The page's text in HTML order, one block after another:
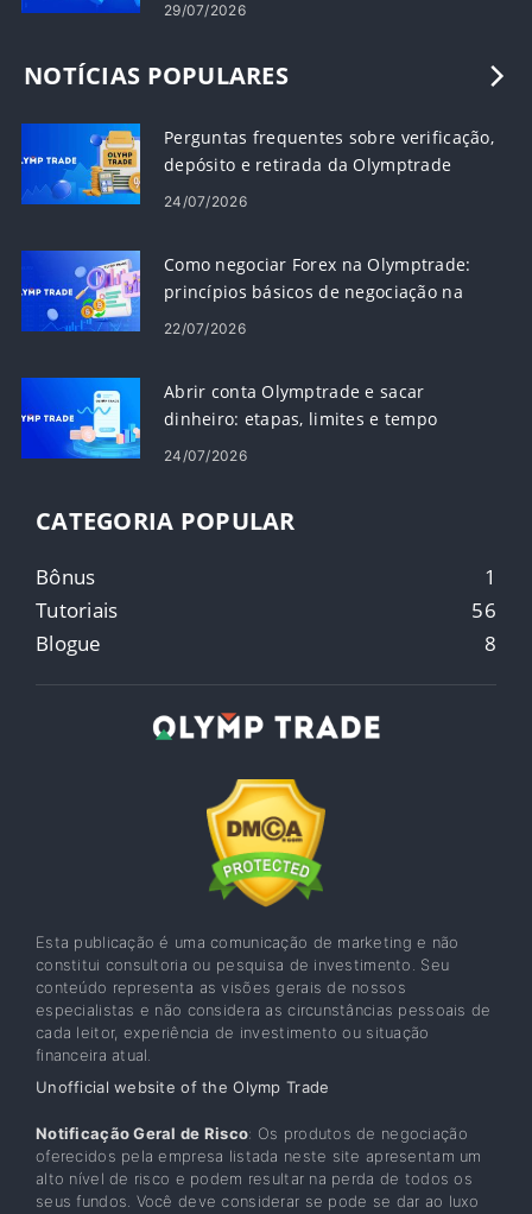
29/07/2026
NOTÍCIAS POPULARES
Perguntas frequentes sobre verificação,
depósito e retirada da Olymptrade
24/07/2026
Como negociar Forex na Olymptrade:
princípios básicos de negociação na
plataforma
22/07/2026
Abrir conta Olymptrade e sacar
dinheiro: etapas, limites e tempo
24/07/2026
CATEGORIA POPULAR
Bônus
1
Tutoriais
56
Blogue
8
Esta publicação é uma comunicação de marketing e não
constitui consultoria ou pesquisa de investimento. Seu
conteúdo representa as visões gerais de nossos
especialistas e não considera as circunstâncias pessoais de
cada leitor, experiência de investimento ou situação
financeira atual.
Unofficial website of the Olymp Trade
Notificação Geral de Risco: Os produtos de negociação
oferecidos pela empresa listada neste site apresentam um
alto nível de risco e podem resultar na perda de todos os
seus fundos. Você deve considerar se pode se dar ao luxo